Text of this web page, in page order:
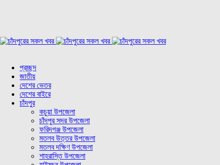
প্রচ্ছদ
জাতীয়
দেশের ভেতর
দেশের বাইরে
চাঁদপুর
কচুয়া উপজেলা
চাঁদপুর সদর উপজেলা
ফরিদগঞ্জ উপজেলা
মতলব উত্তর উপজেলা
মতলব দক্ষিণ উপজেলা
শাহরাস্তি উপজেলা